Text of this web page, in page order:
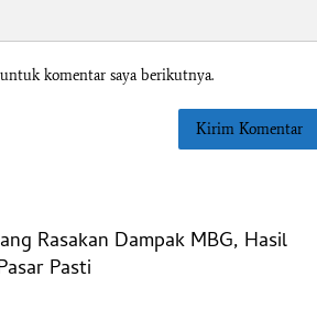
komentar saya berikutnya.
Rasakan Dampak MBG, Hasil
Pasti